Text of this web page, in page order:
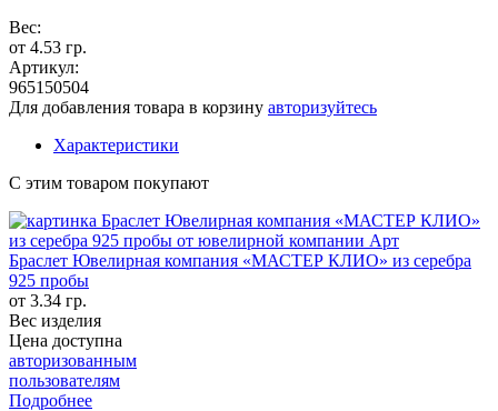
Вес:
от 4.53 гр.
Артикул:
965150504
Для добавления товара в корзину авторизуйтесь
Характеристики
С этим товаром покупают
Браслет Ювелирная компания «МАСТЕР КЛИО» из серебра
925 пробы
от 3.34 гр.
Вес изделия
Цена доступна
авторизованным
пользователям
Подробнее